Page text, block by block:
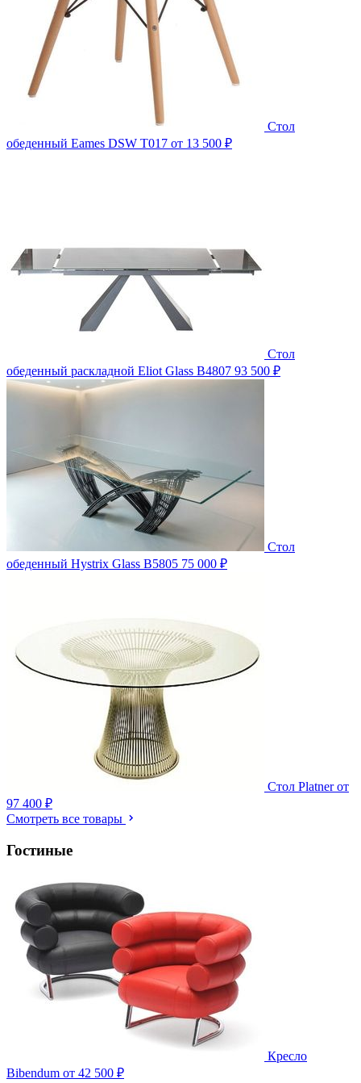
Стол
обеденный Eames DSW T017 от 13 500 ₽
Стол
обеденный раскладной Eliot Glass B4807 93 500 ₽
Стол
обеденный Hystrix Glass B5805 75 000 ₽
Стол Platner от
97 400 ₽
Смотреть все товары
Гостиные
Кресло
Bibendum от 42 500 ₽